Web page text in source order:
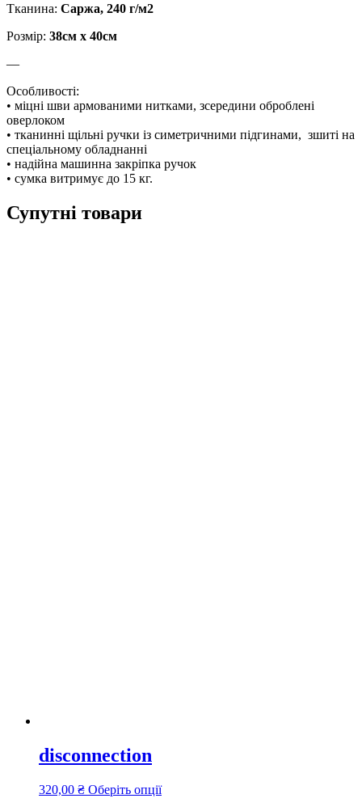
Тканина: Саржа, 240 г/м2
Розмір: 38см х 40см
—
Особливості:
• міцні шви армованими нитками, зсередини оброблені
оверлоком
• тканинні щільні ручки із симетричними підгинами, зшиті на
спеціальному обладнанні
• надійна машинна закріпка ручок
• сумка витримує до 15 кг.
Супутні товари
disconnection
320,00 ₴ Оберіть опціїЦей